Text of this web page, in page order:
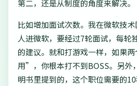
第二，还是从制度的角度来解决。
比如增加面试次数。我在微软技
人进微软，要经过7轮面试，每轮
的建议。就和打游戏一样，如果
用”，你根本打不到BOSS。另外
明书里提到的，这个职位需要的